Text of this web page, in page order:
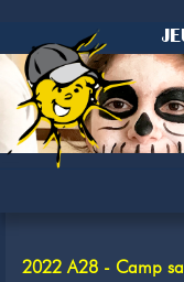
2022 A28 - Camp